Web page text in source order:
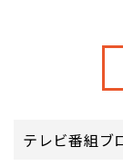
テレビ番組ブ